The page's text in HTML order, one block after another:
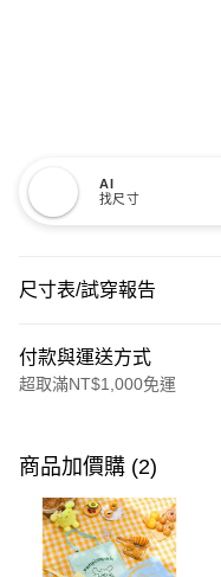
AI
找尺寸
尺寸表/試穿報告
付款與運送方式
超取滿NT$1,000免運
信用卡一次付款
購物金
超商取貨付款
商品加價購 (2)